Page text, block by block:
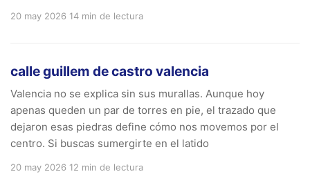
20 may 2026 14 min de lectura
calle guillem de castro valencia
Valencia no se explica sin sus murallas. Aunque hoy
apenas queden un par de torres en pie, el trazado que
dejaron esas piedras define cómo nos movemos por el
centro. Si buscas sumergirte en el latido
20 may 2026 12 min de lectura